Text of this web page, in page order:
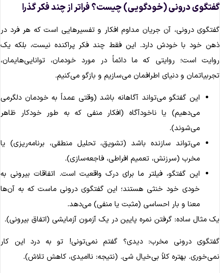
درونی (خودگویی) چیست؟ فراتر از چند فکر گذرا
درونی، آن جریان مداوم افکار و تفسیرهایی است که هر فرد در
خود با خودش دارد. این فقط چند فکر پراکنده نیست، بلکه یک
است؛ روایتی که ما دائماً در مورد خودمان، توانایی‌هایمان،
و دنیای اطرافمان می‌سازیم و بازگو می‌کنیم.
این گفتگو می‌تواند آگاهانه باشد (وقتی عمداً به خودمان دلگرمی
می‌دهیم) یا ناخودآگاه (افکار منفی که به طور خودکار ظاهر
می‌شوند).
می‌تواند سازنده باشد (تشویق، تحلیل منطقی، برنامه‌ریزی) یا
مخرب (سرزنش، تعمیم افراطی، فاجعه‌سازی).
این گفتگو، فیلتر ما برای درک واقعیت است. اتفاقات بیرونی به
خودی خود خنثی هستند؛ این گفتگوی درونی ماست که به آن‌ها
معنا و بار احساسی (مثبت یا منفی) می‌دهد.
مثال ساده: گرفتن نمره پایین در یک آزمون آزمایشی (اتفاق بیرونی).
درونی مخرب: دیدی؟ گفتم نمی‌تونی! تو به درد این کار
بهتره کلاً بی‌خیال شی. (نتیجه: ناامیدی، کاهش تلاش).